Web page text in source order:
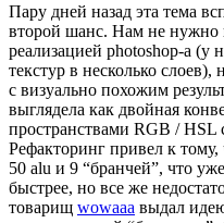
Пару дней назад эта тема
второй шанс. Нам не нужно
реализацией photoshop-а (у
текстур в несколько
с визуально похожим
выглядела как двойная
пространствами RGB /
Рефакторинг привел к
50 alu и 9 “бранчей”, что
быстрее, но все же
товарищ wowaaa выдал